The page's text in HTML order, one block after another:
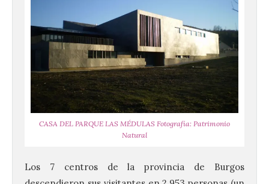
CASA DEL PARQUE LAS MÉDULAS Fotografía: Patrimonio
Natural
Los 7 centros de la provincia de Burgos